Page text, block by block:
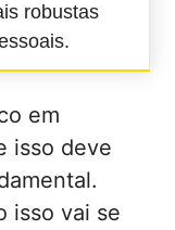
robustas
em
isso deve
isso vai se